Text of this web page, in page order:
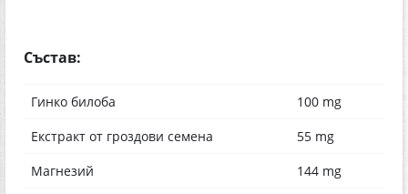
Състав:
Гинко билоба
100 mg
Екстракт от гроздови семена
55 mg
Магнезий
144 mg